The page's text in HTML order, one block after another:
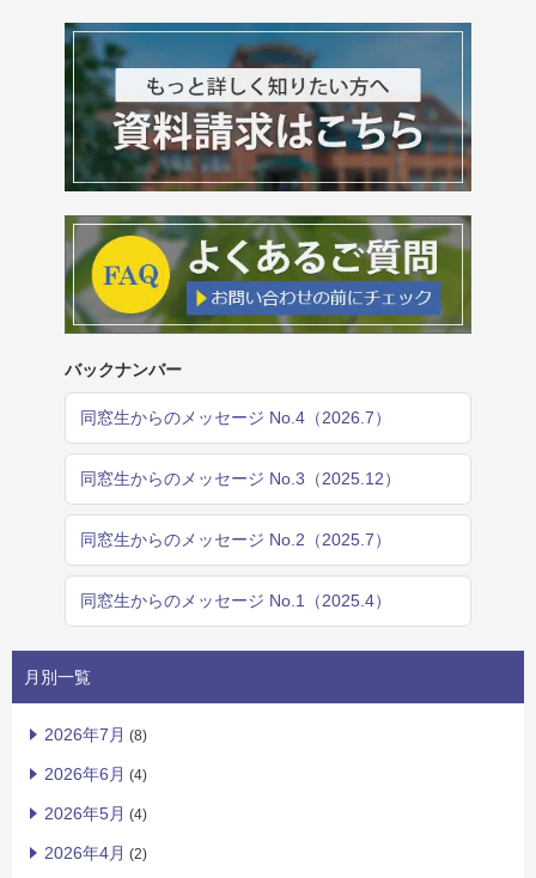
バックナンバー
同窓生からのメッセージ No.4（2026.7）
同窓生からのメッセージ No.3（2025.12）
同窓生からのメッセージ No.2（2025.7）
同窓生からのメッセージ No.1（2025.4）
月別一覧
2026年7月 (8)
2026年6月 (4)
2026年5月 (4)
2026年4月 (2)